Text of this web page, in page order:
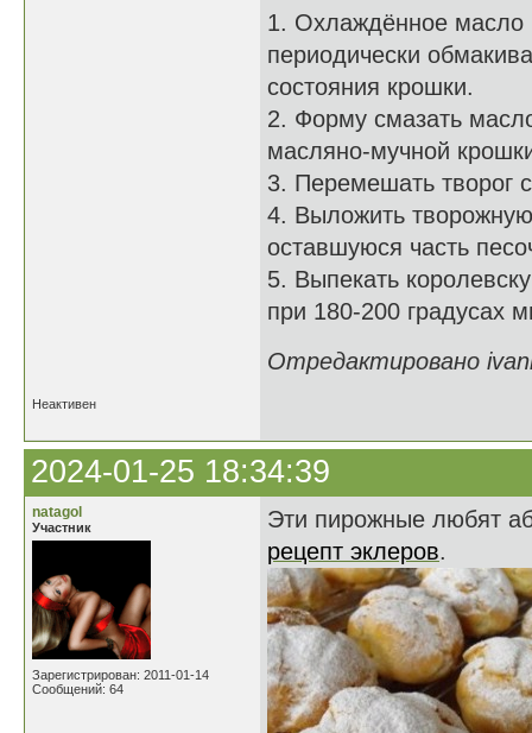
1. Охлаждённое масло
периодически
состояния крошки.
2. Форму смазать
масляно-мучной
3. Перемешать творог
4. Выложить
оставшуюся часть
5. Выпекать
при 180-200 градусах
Отредактировано
Неактивен
2024-01-25 18:34:39
natagol
Участник
Зарегистрирован: 2011-01-14
Сообщений: 64
Эти пирожные любят
рецепт эклеров.